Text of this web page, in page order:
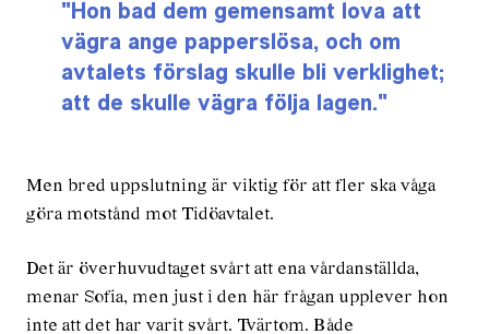
Hon bad dem gemensamt lova att
vägra ange papperslösa, och om
avtalets förslag skulle bli verklighet;
att de skulle vägra följa lagen.
Men bred uppslutning är viktig för att fler ska våga
göra motstånd mot Tidöavtalet.
Det är överhuvudtaget svårt att ena vårdanställda,
menar Sofia, men just i den här frågan upplever hon
inte att det har varit svårt. Tvärtom. Både